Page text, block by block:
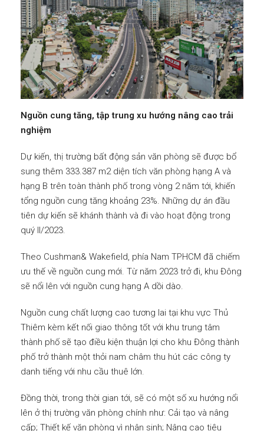
Nguồn cung tăng, tập trung xu hướng nâng cao trải
nghiệm
Dự kiến, thị trường bất động sản văn phòng sẽ được bổ
sung thêm 333.387 m2 diện tích văn phòng hạng A và
hạng B trên toàn thành phố trong vòng 2 năm tới, khiến
tổng nguồn cung tăng khoảng 23%. Những dự án đầu
tiên dự kiến sẽ khánh thành và đi vào hoạt động trong
quý II/2023.
Theo Cushman& Wakefield, phía Nam TPHCM đã chiếm
ưu thế về nguồn cung mới. Từ năm 2023 trở đi, khu Đông
sẽ nổi lên với nguồn cung hạng A dồi dào.
Nguồn cung chất lượng cao tương lai tại khu vực Thủ
Thiêm kèm kết nối giao thông tốt với khu trung tâm
thành phố sẽ tạo điều kiện thuận lợi cho khu Đông thành
phố trở thành một thỏi nam châm thu hút các công ty
danh tiếng với nhu cầu thuê lớn.
Đồng thời, trong thời gian tới, sẽ có một số xu hướng nổi
lên ở thị trường văn phòng chính như: Cải tạo và nâng
cấp; Thiết kế văn phòng vì nhân sinh; Nâng cao tiêu